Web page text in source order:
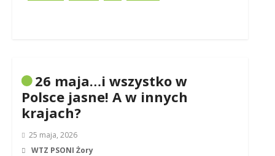
26 maja…i wszystko w
Polsce jasne! A w innych
krajach?
25 maja, 2026
WTZ PSONI Żory